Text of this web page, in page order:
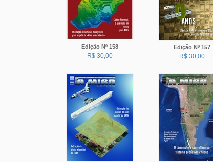
Edição Nº 158
R$ 30,00
Edição Nº 157
R$ 30,00